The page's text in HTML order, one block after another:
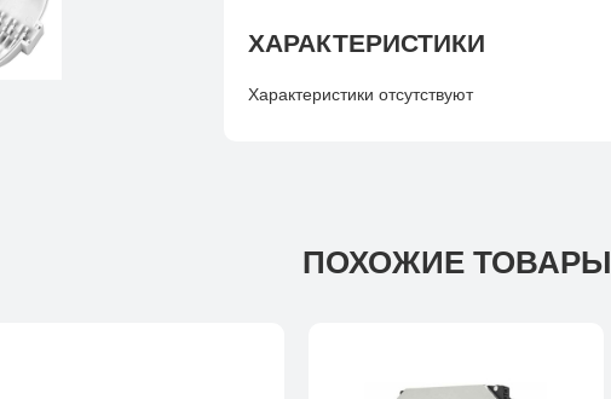
3.5" form Factor
Memory
ХАРАКТЕРИСТИКИ
Характеристики отсутствуют
ПОХОЖИЕ ТОВАРЫ